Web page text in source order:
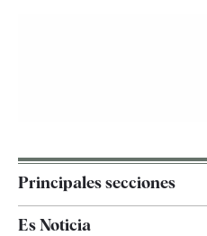
Principales secciones
España
Es Noticia